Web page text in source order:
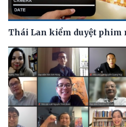
Thái Lan kiểm duyệt phim